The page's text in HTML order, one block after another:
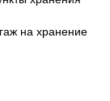
на хранение